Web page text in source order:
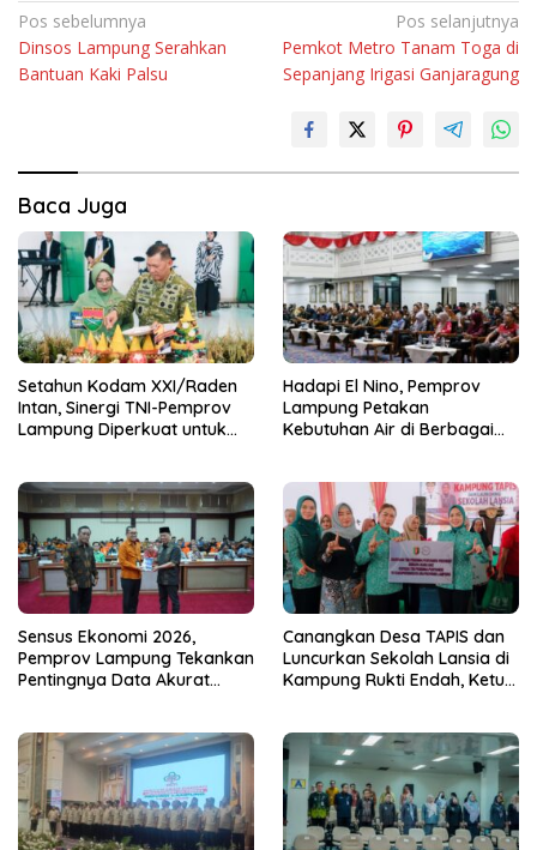
Navigasi
pos
Pos sebelumnya
Dinsos Lampung Serahkan
Bantuan Kaki Palsu
Pos selanjutnya
Pemkot Metro Tanam Toga di
Sepanjang Irigasi Ganjaragung
Baca Juga
Setahun Kodam XXI/Raden
Intan, Sinergi TNI-Pemprov
Lampung Diperkuat untuk
Hadapi El Nino, Pemprov
Lampung Petakan
Kebutuhan Air di Berbagai
Sensus Ekonomi 2026,
Pemprov Lampung Tekankan
Pentingnya Data Akurat
Canangkan Desa TAPIS dan
Luncurkan Sekolah Lansia di
Kampung Rukti Endah, Ketua
dari Desa